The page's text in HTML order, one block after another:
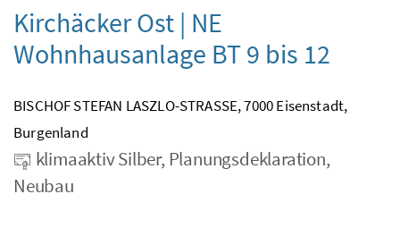
Kirchäcker Ost | NE
Wohnhausanlage BT 9 bis 12
BISCHOF STEFAN LASZLO-STRASSE, 7000 Eisenstadt,
Burgenland
klimaaktiv Silber, Planungsdeklaration,
Neubau